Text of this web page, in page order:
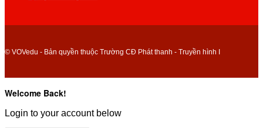
© VOVedu - Bản quyền thuộc Trường CĐ Phát thanh - Truyền hình I
Welcome Back!
Login to your account below